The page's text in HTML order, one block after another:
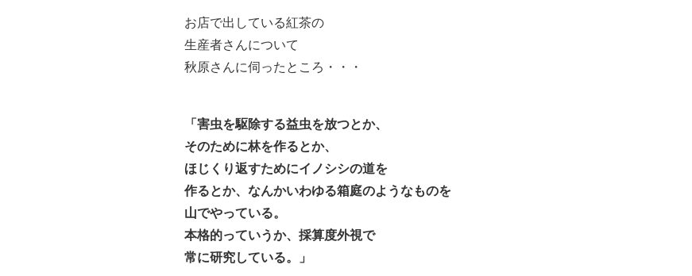
お店で出している紅茶の
生産者さんについて
秋原さんに伺ったところ・・・
「害虫を駆除する益虫を放つとか、
そのために林を作るとか、
ほじくり返すためにイノシシの道を
作るとか、なんかいわゆる箱庭のようなものを
山でやっている。
本格的っていうか、採算度外視で
常に研究している。」